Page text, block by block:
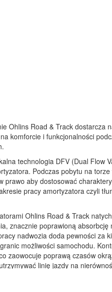
Ohlins Road & Track dostarcza
komforcie i funkcjonalności
technologia DFV (Dual Flow
Podczas pobytu na
prawo aby dostosować
pracy amortyzatora czyli
Ohlins Road & Track
znacznie poprawioną
nadwozia doda pewności za
możliwości samochodu.
zaowocuje poprawą czasów
linię jazdy na